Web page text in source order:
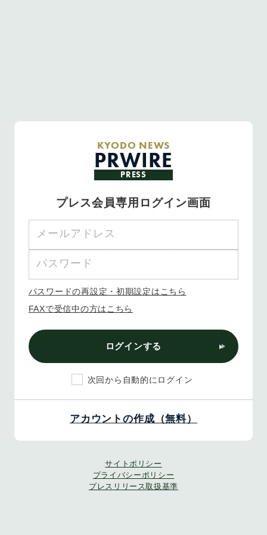
KYODO NEWS
PRWIRE
PRESS
プレス会員専用ログイン画面
パスワードの再設定・初期設定はこちら
FAXで受信中の方はこちら
ログインする
次回から自動的にログイン
アカウントの作成（無料）
サイトポリシー
プライバシーポリシー
プレスリリース取扱基準